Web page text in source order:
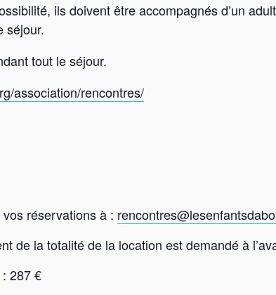
ils doivent être accompagnés d’un
séjour.
tout le séjour.
association/rencontres/
réservations à :
de la totalité de la location est demandé à
287 €